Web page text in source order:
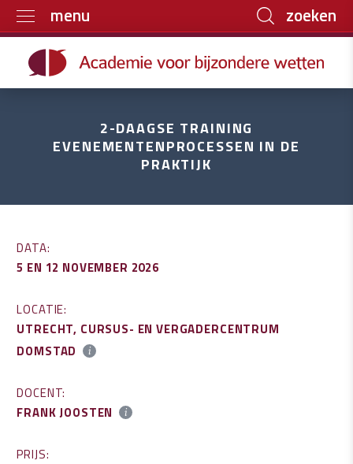
menu zoeken
Home
E-learning
Contact
2-DAAGSE TRAINING
EVENEMENTENPROCESSEN IN DE
PRAKTIJK
DATA:
5 EN 12 NOVEMBER 2026
LOCATIE:
UTRECHT, CURSUS- EN VERGADERCENTRUM
DOMSTAD
DOCENT:
FRANK JOOSTEN
PRIJS: